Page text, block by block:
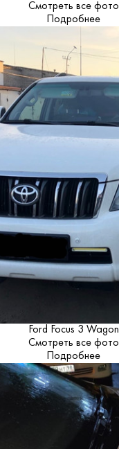
Смотреть все фото
Подробнее
Ford Focus 3 Wagon
Смотреть все фото
Подробнее